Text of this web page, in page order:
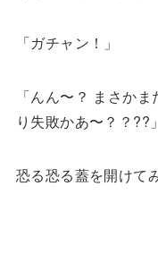
「ガチャン！」
「んん〜？ まさか
り失敗かあ〜？？ ?? 」
恐る恐る蓋を開けて